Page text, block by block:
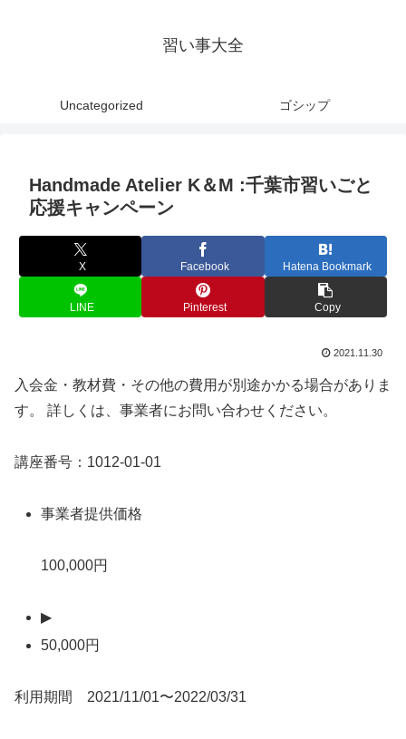
習い事大全
Uncategorized ゴシップ
Handmade Atelier K＆M :千葉市習いごと
応援キャンペーン
X Facebook Hatena Bookmark
LINE Pinterest Copy
2021.11.30
入会金・教材費・その他の費用が別途かかる場合がありま
す。 詳しくは、事業者にお問い合わせください。
講座番号：1012-01-01
事業者提供価格
100,000円
▶
50,000円
利用期間 2021/11/01〜2022/03/31